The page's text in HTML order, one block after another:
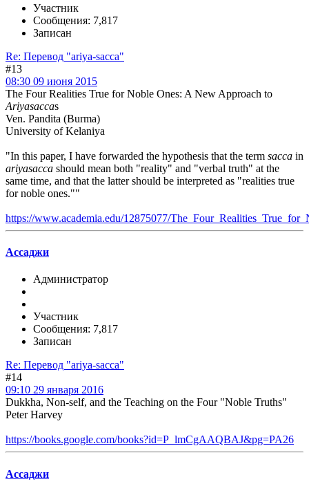
Участник
Сообщения: 7,817
Записан
Re: Перевод "ariya-sacca"
#13
08:30 09 июня 2015
The Four Realities True for Noble Ones: A New Approach to
Ariyasaccas
Ven. Pandita (Burma)
University of Kelaniya
"In this paper, I have forwarded the hypothesis that the term sacca in
ariyasacca should mean both "reality" and "verbal truth" at the
same time, and that the latter should be interpreted as "realities true
for noble ones.""
https://www.academia.edu/12875077/
Ассаджи
Администратор
Участник
Сообщения: 7,817
Записан
Re: Перевод "ariya-sacca"
#14
09:10 29 января 2016
Dukkha, Non-self, and the Teaching on the Four "Noble Truths"
Peter Harvey
https://books.google.com/books?id=P_lmCgAAQBAJ&pg=PA26
Ассаджи